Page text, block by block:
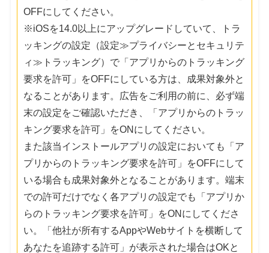
OFFにしてください。
※iOSを14.0以上にアップグレードしていて、トラ
ッキングの設定（設定≫プライバシーとセキュリテ
ィ≫トラッキング）で「アプリからのトラッキング
要求を許可」をOFFにしている方は、成果対象外と
なることがあります。広告をご利用の前に、必ず端
末の設定をご確認いただき、「アプリからのトラッ
キング要求を許可」をONにしてください。
また該当インストールアプリの設定においても「ア
プリからのトラッキング要求を許可」をOFFにして
いる場合も成果対象外となることがあります。端末
での許可だけでなく各アプリの設定でも「アプリか
らのトラッキング要求を許可」をONにしてくださ
い。「他社が所有するAppやWebサイトを横断して
あなたを追跡する許可」が表示された場合はOKと